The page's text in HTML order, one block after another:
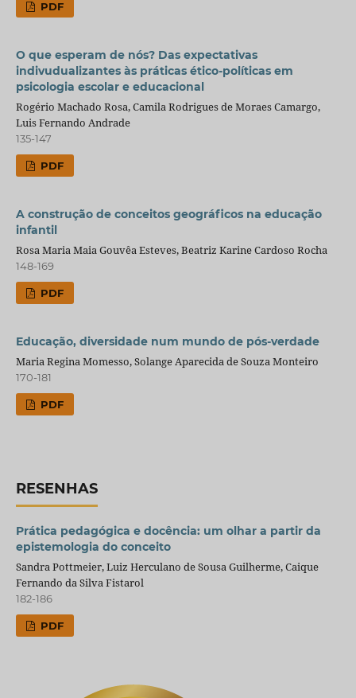
PDF
O que esperam de nós? Das expectativas
indivudualizantes às práticas ético-políticas em
psicologia escolar e educacional
Rogério Machado Rosa, Camila Rodrigues de Moraes Camargo,
Luis Fernando Andrade
135-147
PDF
A construção de conceitos geográficos na educação
infantil
Rosa Maria Maia Gouvêa Esteves, Beatriz Karine Cardoso Rocha
148-169
PDF
Educação, diversidade num mundo de pós-verdade
Maria Regina Momesso, Solange Aparecida de Souza Monteiro
170-181
PDF
RESENHAS
Prática pedagógica e docência: um olhar a partir da
epistemologia do conceito
Sandra Pottmeier, Luiz Herculano de Sousa Guilherme, Caique
Fernando da Silva Fistarol
182-186
PDF